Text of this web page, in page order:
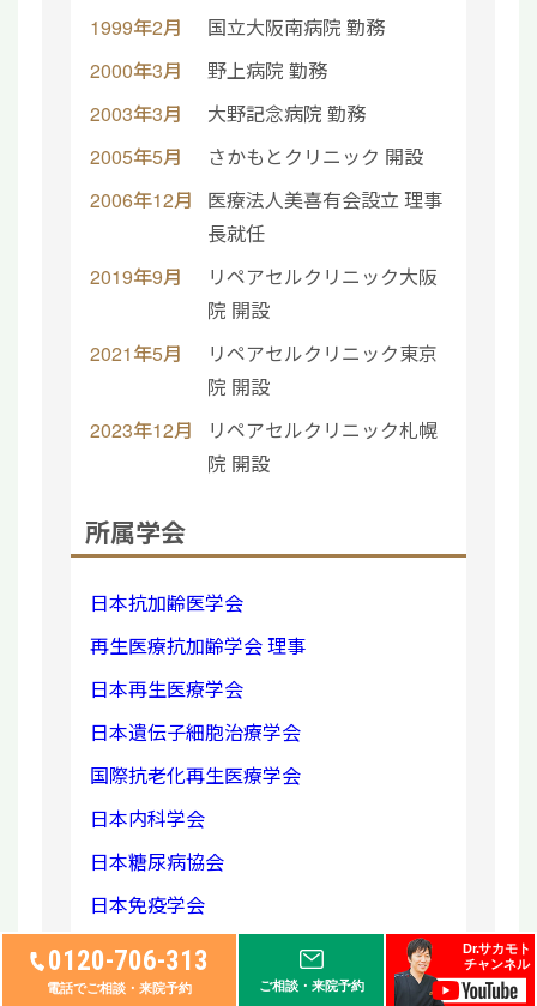
0120-706-313
電話でご相談・来院予約 ご相談・来院予約
Dr.サカモト
チャンネル
1999年2月
国立大阪南病院 勤務
2000年3月
野上病院 勤務
2003年3月
大野記念病院 勤務
2005年5月
さかもとクリニック 開設
2006年12月
医療法人美喜有会設立 理事
長就任
2019年9月
リペアセルクリニック大阪
院 開設
2021年5月
リペアセルクリニック東京
院 開設
2023年12月
リペアセルクリニック札幌
院 開設
所属学会
日本抗加齢医学会
再生医療抗加齢学会 理事
日本再生医療学会
日本遺伝子細胞治療学会
国際抗老化再生医療学会
日本内科学会
日本糖尿病協会
日本免疫学会
日本脳神経外科学会
日本脊髄外科学会